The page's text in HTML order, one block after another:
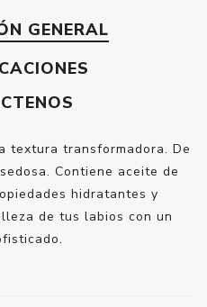
GENERAL
textura transformadora. De
Contiene aceite de
hidratantes y
de tus labios con un